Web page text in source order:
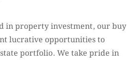
in property investment, our buy
lucrative opportunities to
portfolio. We take pride in